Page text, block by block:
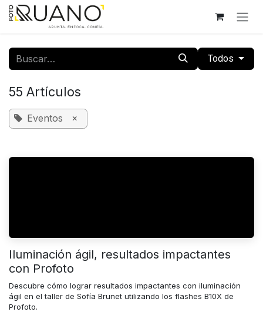
Ir al contenido
Todos
55 Artículos
Eventos ×
Iluminación ágil, resultados impactantes
con Profoto
Descubre cómo lograr resultados impactantes con iluminación
ágil en el taller de Sofía Brunet utilizando los flashes B10X de
Profoto.